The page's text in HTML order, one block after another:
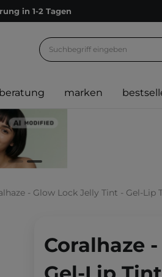
in 1-2 Tagen
Versand ab 60 €
und Österreich
in 1-2 Tagen
und sammle noch mehr Punkte
Versand ab 60 €
beratung marken
- Glow Lock Jelly Tint - Gel-Lip
Coralhaze